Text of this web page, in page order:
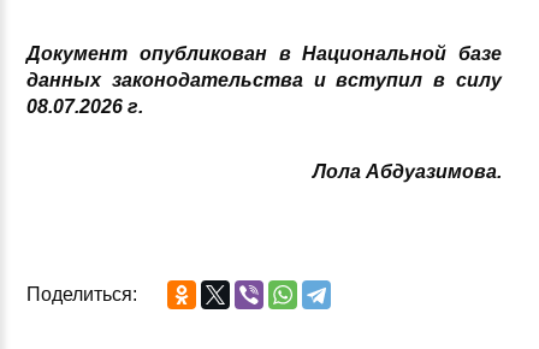
Документ опубликован в Национальной базе
данных законодательства и вступил в силу
08.07.2026 г.
Лола Абдуазимова.
Поделиться: